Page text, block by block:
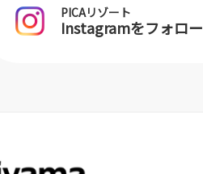
PICAリゾート
Instagramをフォロー